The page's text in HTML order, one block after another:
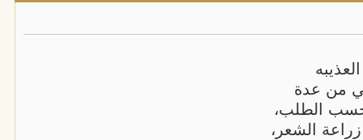
من عدة
الطلب،
الشعر،